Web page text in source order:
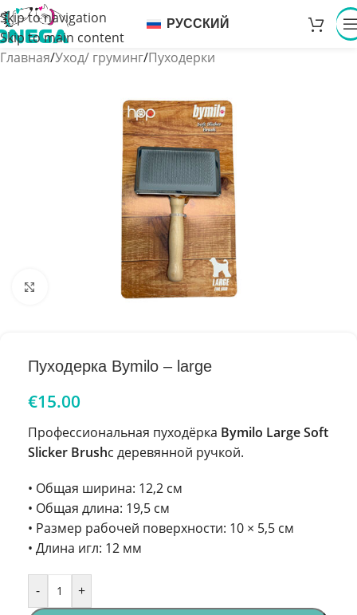
Skip to navigation
Skip to main content
РУССКИЙ
Главная/Уход/ груминг/Пуходерки
Пуходерка Bymilo – large
€15.00
Профессиональная пуходёрка Bymilo Large Soft
Slicker Brushс деревянной ручкой.
• Общая ширина: 12,2 см
• Общая длина: 19,5 см
• Размер рабочей поверхности: 10 × 5,5 см
• Длина игл: 12 мм
- +